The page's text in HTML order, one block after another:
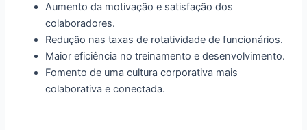
Aumento da motivação e satisfação dos
colaboradores.
Redução nas taxas de rotatividade de funcionários.
Maior eficiência no treinamento e desenvolvimento.
Fomento de uma cultura corporativa mais
colaborativa e conectada.